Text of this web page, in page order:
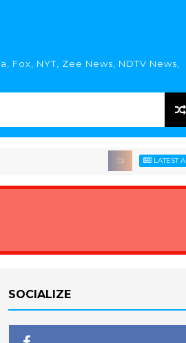
NYT, Zee News, NDTV News,
LATEST AND
SOCIALIZE